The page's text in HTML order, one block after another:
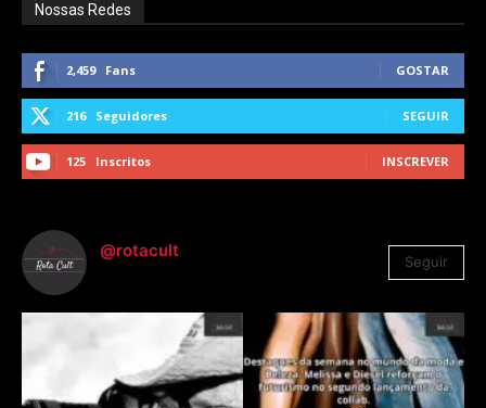
Nossas Redes
2,459 Fans GOSTAR
216 Seguidores SEGUIR
125 Inscritos INSCREVER
@rotacult
Seguir